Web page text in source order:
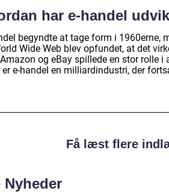
har e-handel
begyndte at tage form i 1960erne,
Wide Web blev opfundet, at det
og eBay spillede en stor rolle i
er e-handel en milliardindustri, der
Få læst flere
Nyheder